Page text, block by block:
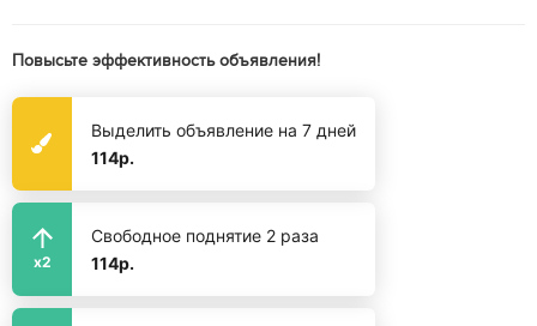
Повысьте эффективность объявления!
Выделить объявление на 7 дней
114р.
x2
Свободное поднятие 2 раза
114р.